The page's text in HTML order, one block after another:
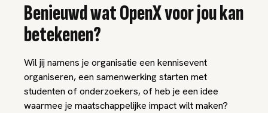
Benieuwd wat OpenX voor jou kan
betekenen?
Wil jij namens je organisatie een kennisevent
organiseren, een samenwerking starten met
studenten of onderzoekers, of heb je een idee
waarmee je maatschappelijke impact wilt maken?